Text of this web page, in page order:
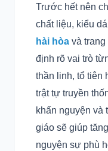
Trước hết nên
chất liệu, kiểu
hài hòa và
định rõ vai trò
thần linh, tổ tiên
trật tự truyền
khấn nguyện và
giáo sẽ giúp
nguyện sự phù